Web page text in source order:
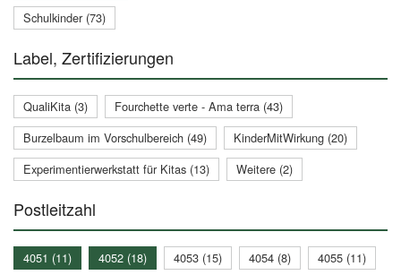
Schulkinder (73)
Label, Zertifizierungen
QualiKita (3)
Fourchette verte - Ama terra (43)
Burzelbaum im Vorschulbereich (49)
KinderMitWirkung (20)
Experimentierwerkstatt für Kitas (13)
Weitere (2)
Postleitzahl
4051 (11) 4052 (18) 4053 (15) 4054 (8)
4055 (11)